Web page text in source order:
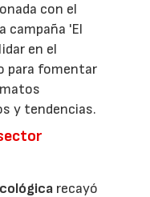
con el
campaña 'El
en el
para fomentar
y tendencias.
recayó